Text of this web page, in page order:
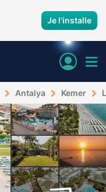
Je l'installe
Antalya Kemer